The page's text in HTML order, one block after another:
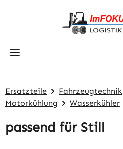
Zum Hauptinhalt springen
Ersatzteile Fahrzeugtechnik
Motorkühlung
Wasserkühler
passend für Still